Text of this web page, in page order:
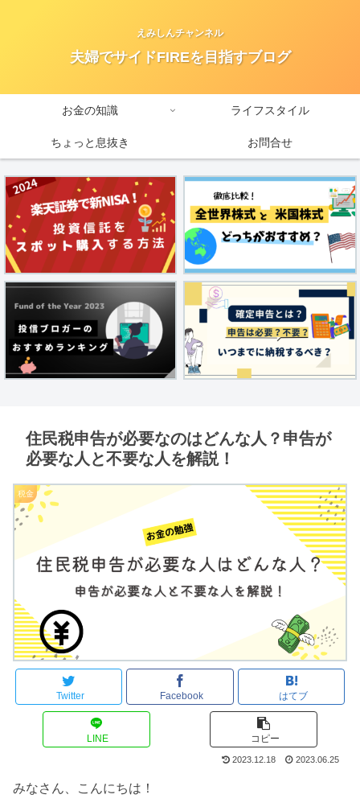
えみしんチャンネル
夫婦でサイドFIREを目指すブログ
お金の知識 ライフスタイル
ちょっと息抜き お問合せ
住民税申告が必要なのはどんな人？申告が
必要な人と不要な人を解説！
税金
Twitter Facebook はてブ
LINE コピー
2023.12.18 2023.06.25
みなさん、こんにちは！